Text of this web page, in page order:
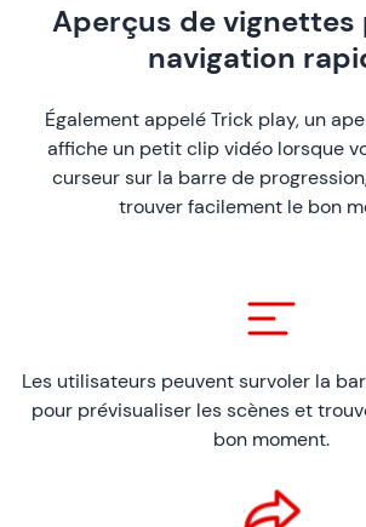
Aperçus de vignettes
navigation
Également appelé Trick play, un
affiche un petit clip vidéo lorsque
curseur sur la barre de
trouver facilement le bon
Les utilisateurs peuvent survoler la
pour prévisualiser les scènes et
bon moment.